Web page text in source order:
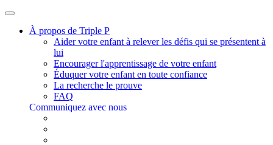
À propos de Triple P
Aider votre enfant à relever les défis qui se présentent à
lui
Encourager l'apprentissage de votre enfant
Éduquer votre enfant en toute confiance
La recherche le prouve
FAQ
Communiquez avec nous